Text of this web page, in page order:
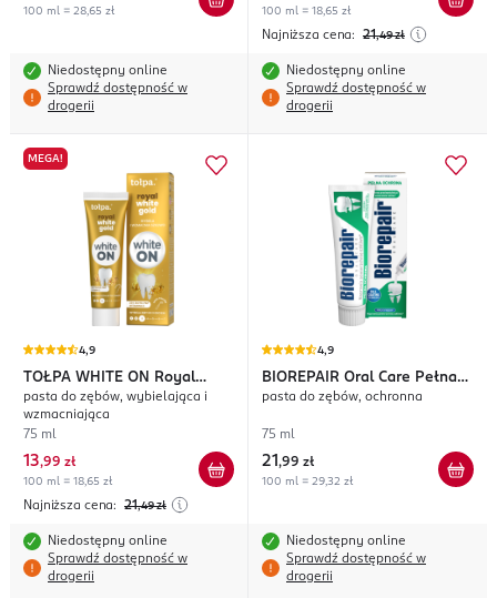
100 ml = 28,65 zł
Niedostępny online
Sprawdź dostępność w
drogerii
100 ml = 18,65 zł
Najniższa cena: 21,49 zł
Niedostępny online
Sprawdź dostępność w
drogerii
MEGA!
4,9
TOŁPA WHITE ON
Royal
White Gold
pasta do zębów, wybielająca i
wzmacniająca
75 ml
13,99 zł
100 ml = 18,65 zł
Najniższa cena: 21,49 zł
Niedostępny online
Sprawdź dostępność w
drogerii
4,9
BIOREPAIR Oral Care Pełna
Ochrona
pasta do zębów, ochronna
75 ml
21 ,99 zł
100 ml = 29,32 zł
Niedostępny online
Sprawdź dostępność w
drogerii